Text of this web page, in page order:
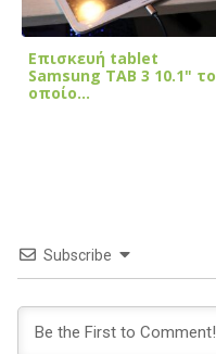
Επισκευή tablet
Samsung TAB 3 10.1" το
οποίο…
Subscribe